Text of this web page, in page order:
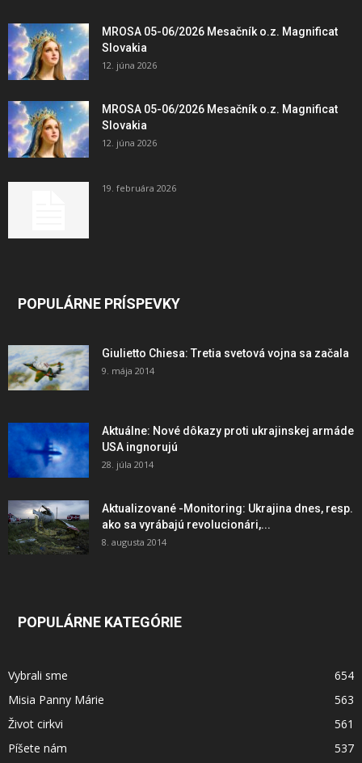
MROSA 05-06/2026 Mesačník o.z. Magnificat
Slovakia
12. júna 2026
MROSA 05-06/2026 Mesačník o.z. Magnificat
Slovakia
12. júna 2026
19. februára 2026
POPULÁRNE PRÍSPEVKY
Giulietto Chiesa: Tretia svetová vojna sa začala
9. mája 2014
Aktuálne: Nové dôkazy proti ukrajinskej armáde
USA ingnorujú
28. júla 2014
Aktualizované -Monitoring: Ukrajina dnes, resp.
ako sa vyrábajú revolucionári,...
8. augusta 2014
POPULÁRNE KATEGÓRIE
Vybrali sme
654
Misia Panny Márie
563
Život cirkvi
561
Píšete nám
537